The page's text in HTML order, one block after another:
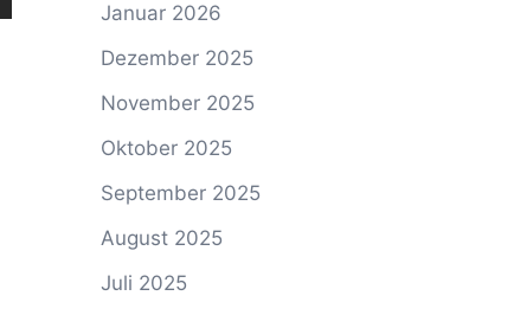
Januar 2026
Dezember 2025
November 2025
Oktober 2025
September 2025
August 2025
Juli 2025